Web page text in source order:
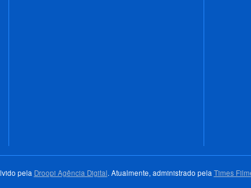
pela Droopi Agência Digital. Atualmente, administrado pela Times